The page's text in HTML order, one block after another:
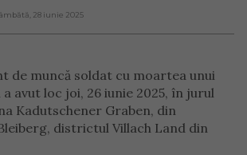
28 iunie 2025
de muncă soldat cu moartea unui
avut loc joi, 26 iunie 2025, în jurul
Kadutschener Graben, din
districtul Villach Land din